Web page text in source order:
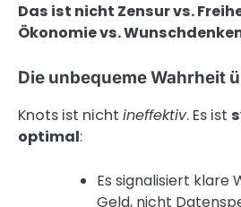
Das ist nicht Zensur vs.
Ökonomie vs.
Die unbequeme Wahrheit
Knots ist nicht ineffektiv. Es ist
optimal:
Es signalisiert klare
Geld, nicht